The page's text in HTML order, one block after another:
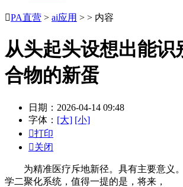
PA直营 > ai应用 > > 内容
从头起头设想出能识
合物的新蛋
日期：2026-04-14 09:48
字体： [大] [小]
打印
关闭
为精准医疗斥地新径。具有主要意义
学二聚化系统，值得一提的是，将来，